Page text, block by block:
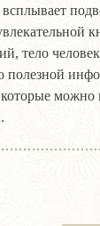
тело
полезной